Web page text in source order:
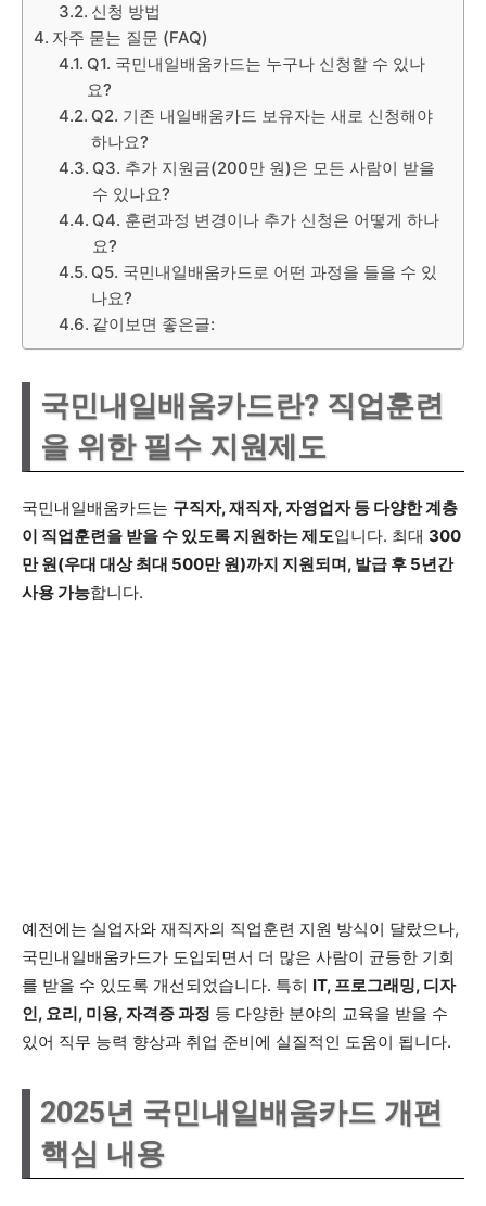
신청 방법
자주 묻는 질문 (FAQ)
Q1. 국민내일배움카드는 누구나 신청할 수 있나
요?
Q2. 기존 내일배움카드 보유자는 새로 신청해야
하나요?
Q3. 추가 지원금(200만 원)은 모든 사람이 받을
수 있나요?
Q4. 훈련과정 변경이나 추가 신청은 어떻게 하나
요?
Q5. 국민내일배움카드로 어떤 과정을 들을 수 있
나요?
같이보면 좋은글:
국민내일배움카드란? 직업훈련
을 위한 필수 지원제도
국민내일배움카드는 구직자, 재직자, 자영업자 등 다양한 계층
이 직업훈련을 받을 수 있도록 지원하는 제도입니다. 최대 300
만 원(우대 대상 최대 500만 원)까지 지원되며, 발급 후 5년간
사용 가능합니다.
예전에는 실업자와 재직자의 직업훈련 지원 방식이 달랐으나,
국민내일배움카드가 도입되면서 더 많은 사람이 균등한 기회
를 받을 수 있도록 개선되었습니다. 특히 IT, 프로그래밍, 디자
인, 요리, 미용, 자격증 과정 등 다양한 분야의 교육을 받을 수
있어 직무 능력 향상과 취업 준비에 실질적인 도움이 됩니다.
2025년 국민내일배움카드 개편
핵심 내용